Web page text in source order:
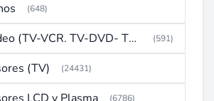
(648)
Televideo (TV-VCR. TV-DVD- TV-DVD-VCR) (591)
(TV) (24431)
(6786)